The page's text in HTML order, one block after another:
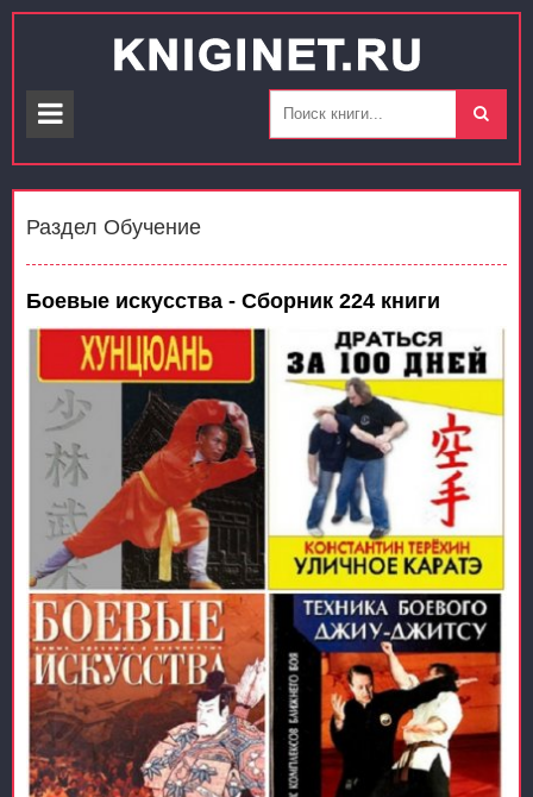
Раздел Обучение
Боевые искусства - Сборник 224 книги